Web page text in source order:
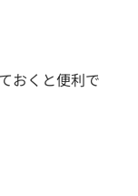
おくと便利で